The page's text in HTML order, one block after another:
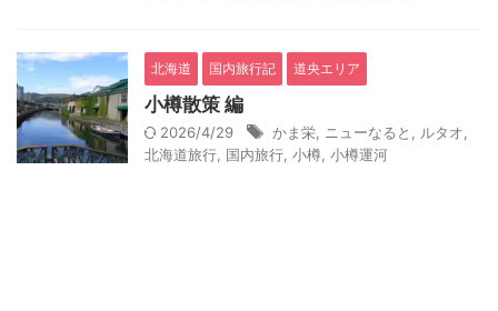
北海道 国内旅行記 道央エリア
小樽散策 編
2026/4/29 かま栄 ニューなると ルタオ
北海道旅行 国内旅行 小樽 小樽運河